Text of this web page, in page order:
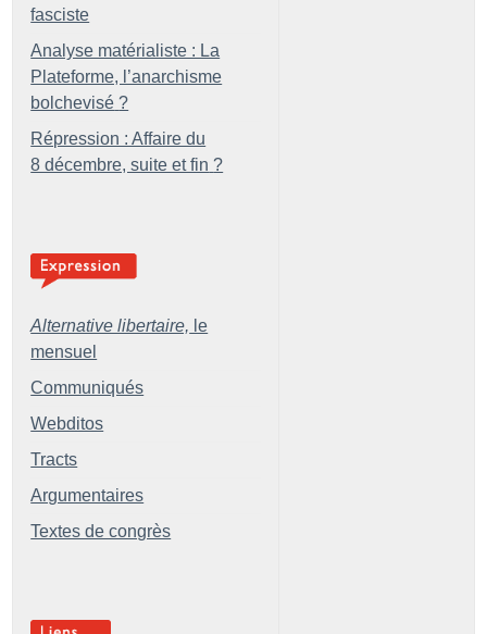
fasciste
Analyse matérialiste : La
Plateforme, l’anarchisme
bolchevisé ?
Répression : Affaire du
8 décembre, suite et fin ?
Alternative libertaire, le
mensuel
Communiqués
Webditos
Tracts
Argumentaires
Textes de congrès